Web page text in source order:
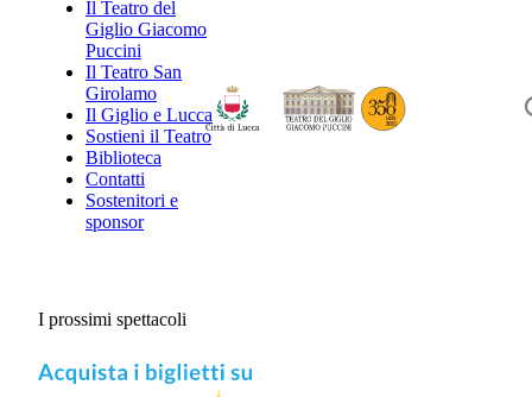
Il Teatro del
Giglio Giacomo
Puccini
Il Teatro San
Girolamo
Il Giglio e Lucca
Sostieni il Teatro
Biblioteca
Contatti
Sostenitori e
sponsor
I prossimi spettacoli